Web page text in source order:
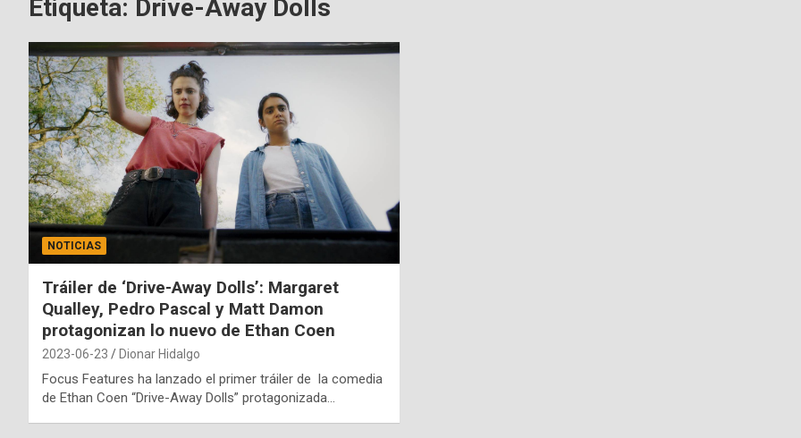
Etiqueta: Drive-Away Dolls
NOTICIAS
Tráiler de ‘Drive-Away Dolls’: Margaret
Qualley, Pedro Pascal y Matt Damon
protagonizan lo nuevo de Ethan Coen
2023-06-23 Dionar Hidalgo
Focus Features ha lanzado el primer tráiler de la comedia
de Ethan Coen “Drive-Away Dolls” protagonizada…